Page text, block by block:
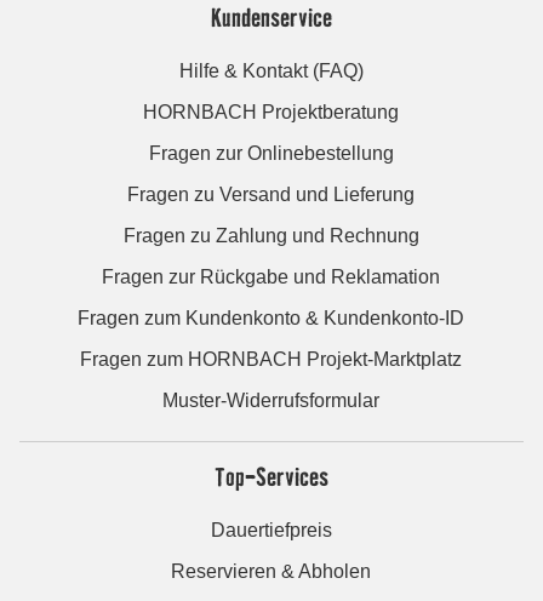
Kundenservice
Hilfe & Kontakt (FAQ)
HORNBACH Projektberatung
Fragen zur Onlinebestellung
Fragen zu Versand und Lieferung
Fragen zu Zahlung und Rechnung
Fragen zur Rückgabe und Reklamation
Fragen zum Kundenkonto & Kundenkonto-ID
Fragen zum HORNBACH Projekt-Marktplatz
Muster-Widerrufsformular
Top-Services
Dauertiefpreis
Reservieren & Abholen